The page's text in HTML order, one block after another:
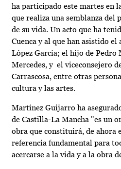
ha participado este martes en
que realiza una semblanza del
de su vida. Un acto que ha
Cuenca y al que han asistido
López García; el hijo de Pedro
Mercedes, y el viceconsejero
Carrascosa, entre otras
cultura y las artes.
Martínez Guijarro ha
de Castilla-La Mancha "es un
obra que constituirá, de ahora
referencia fundamental para
acercarse a la vida y a la obra